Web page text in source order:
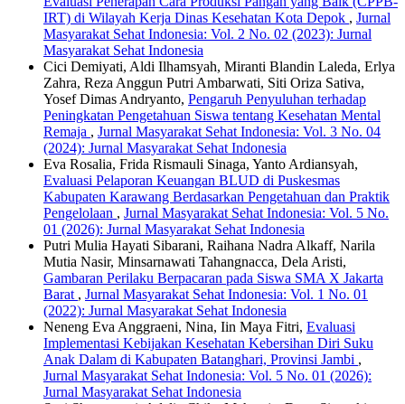
IRT) di Wilayah Kerja Dinas Kesehatan Kota Depok , Jurnal
Masyarakat Sehat Indonesia: Vol. 2 No. 02 (2023): Jurnal
Masyarakat Sehat Indonesia
Cici Demiyati, Aldi Ilhamsyah, Miranti Blandin Laleda, Erlya
Zahra, Reza Anggun Putri Ambarwati, Siti Oriza Sativa,
Yosef Dimas Andryanto, Pengaruh Penyuluhan terhadap
Peningkatan Pengetahuan Siswa tentang Kesehatan Mental
Remaja , Jurnal Masyarakat Sehat Indonesia: Vol. 3 No. 04
(2024): Jurnal Masyarakat Sehat Indonesia
Eva Rosalia, Frida Rismauli Sinaga, Yanto Ardiansyah,
Evaluasi Pelaporan Keuangan BLUD di Puskesmas
Kabupaten Karawang Berdasarkan Pengetahuan dan Praktik
Pengelolaan , Jurnal Masyarakat Sehat Indonesia: Vol. 5 No.
01 (2026): Jurnal Masyarakat Sehat Indonesia
Putri Mulia Hayati Sibarani, Raihana Nadra Alkaff, Narila
Mutia Nasir, Minsarnawati Tahangnacca, Dela Aristi,
Gambaran Perilaku Berpacaran pada Siswa SMA X Jakarta
Barat , Jurnal Masyarakat Sehat Indonesia: Vol. 1 No. 01
(2022): Jurnal Masyarakat Sehat Indonesia
Neneng Eva Anggraeni, Nina, Iin Maya Fitri, Evaluasi
Implementasi Kebijakan Kesehatan Kebersihan Diri Suku
Anak Dalam di Kabupaten Batanghari, Provinsi Jambi ,
Jurnal Masyarakat Sehat Indonesia: Vol. 5 No. 01 (2026):
Jurnal Masyarakat Sehat Indonesia